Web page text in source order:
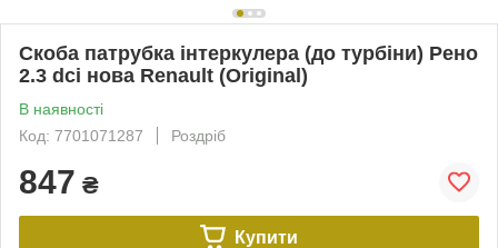
Скоба патрубка інтеркулера (до турбіни) Рено
2.3 dci нова Renault (Original)
В наявності
Код: 7701071287
Роздріб
847 ₴
Купити